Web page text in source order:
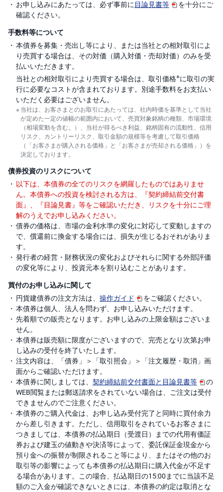
お申し込みにあたっては、必ず事前に 目論見書等
を十分にご
確認ください。
手数料等について
本債券を募集・売出し等により、または当社との相対取引によ
り売買する場合は、その対価（購入対価・売却対価）のみを受
払いいただきます。
当社との相対取引により売買する場合は、取引価格※に取引の実
行に必要なコストが含まれております。別途手数料をお支払い
いただく必要はございません。
当社は、お客さまとのお取引にあたっては、社内時価を基準として当社
が定めた一定の値幅の範囲内において、売買対象銘柄の種類、市場環境
（相場変動を含む。）、当社が得るべき利益、銘柄固有の流動性、信用
リスク、カントリーリスク、取引金額の規模等を考慮して取引価格
（「お客さまが購入される価格」と「お客さまが売却される価格」）を
決定しております。
債券投資のリスクについて
以下は、本債券の全てのリスクを網羅したものではありませ
ん。本債券への投資を検討される方は、『契約締結前交付書
面』、『目論見書』等をご確認いただき、リスクを十分にご理
解のうえでお申し込みください。
債券の価格は、市場の金利水準の変化に対応して変動しますの
で、償還前に換金する場合には、損失が生じるおそれがありま
す。
発行者の経営・財務状況の変化およびそれらに関する外部評価
の変化等により、投資元本を割り込むことがあります。
買付のお申し込みに関して
円貨建債券の注文方法は、 操作ガイド
をご確認ください。
本債券は個人、法人を問わず、お申し込みいただけます。
先着順での販売となります。お申し込みの上限金額はございま
せん。
本債券は販売額に限度がございますので、完売となり次第お申
し込みの受付を終了いたします。
注文内容は、「債券」＞「取引照会」＞「注文履歴・取消」画
面からご確認いただけます。
本債券に関しましては、 契約締結前交付書面と目論見書等
の
WEB閲覧または郵送請求をされていない場合は、ご注文は受付
できませんのでご注意ください。
本債券のご購入代金は、お申し込み受付完了と同時に買付余力
から差し引きます。ただし、信用取引をされているお客さまに
つきましては、本債券の払込期日（受渡日）までの代用有価証
券および建玉の値動きや決済等によって、委託保証金現金から
預り金への振替が制限されること等により、またはその他のお
取引等の影響によっても本債券の払込期日に購入代金が不足す
る場合があります。この場合、払込期日の15:00までに当該不足
額のご入金が確認できないときには、本債券の約定は取消とな